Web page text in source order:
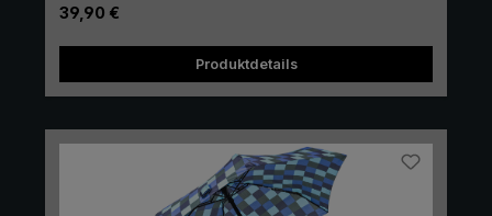
sogar auch in der Hosen- oder Jackentasche
gewichts- und platzsparend verstaut werden. Der
praktische Taschenschirm "Dainty" ist ein
platzsparender und schützender Begleiter bei
instabilem Wetter und unerwarteten Regenschauern.
Regulärer Preis:
39,90 €
Produktdetails